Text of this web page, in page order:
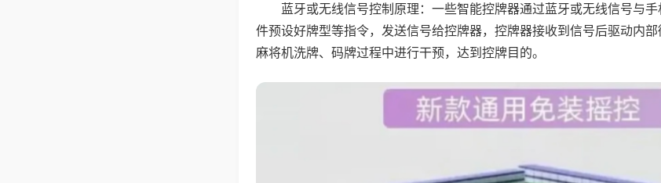
蓝牙或无线信号控制原理：一些智能控牌器通过蓝牙或无线信号与
件预设好牌型等指令，发送信号给控牌器，控牌器接收到信号后驱动内
麻将机洗牌、码牌过程中进行干预，达到控牌目的。